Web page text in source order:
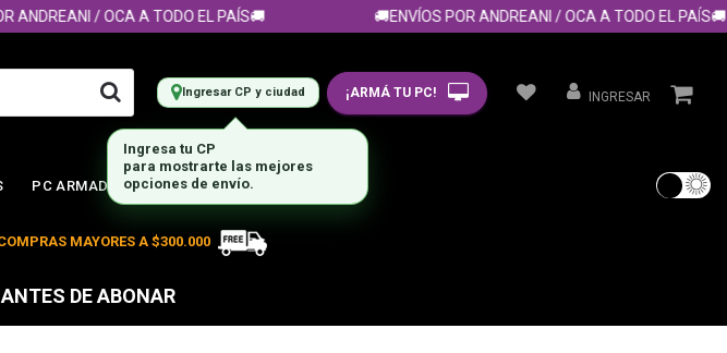
/ OCA A TODO EL PAÍS🚚 🚚ENVÍOS POR ANDREANI / OCA A TODO EL PAÍS🚚
Ingresar CP y ciudad ¡ARMÁ TU PC! INGRESAR
PC ARMADA
MAYORES A $300.000
DE ABONAR
Ingresa tu CP
para mostrarte las mejores
opciones de envío.